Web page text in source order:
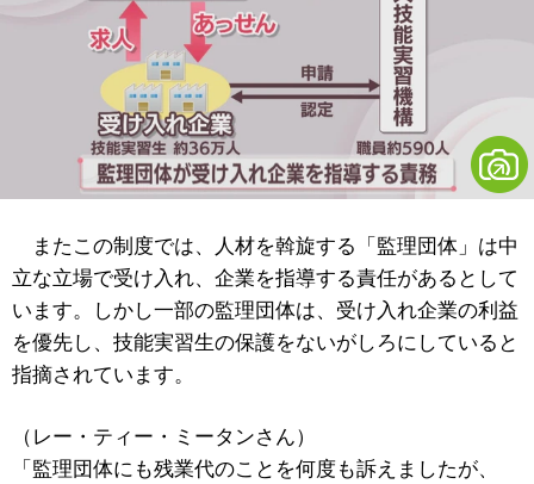
またこの制度では、人材を斡旋する「監理団体」は中
立な立場で受け入れ、企業を指導する責任があるとして
います。しかし一部の監理団体は、受け入れ企業の利益
を優先し、技能実習生の保護をないがしろにしていると
指摘されています。
（レー・ティー・ミータンさん）
「監理団体にも残業代のことを何度も訴えましたが、